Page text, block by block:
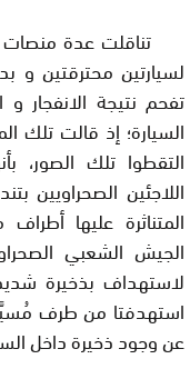
لسيارتين محترقتين و
تفحم نتيجة الانفجار
السيارة؛ إذ قالت تلك
التقطوا تلك الصور،
اللاجئين الصحراويين
المتناثرة عليها
الجيش الشعبي
لاستهداف بذخيرة
استهدفتا من طرف
عن وجود ذخيرة داخل